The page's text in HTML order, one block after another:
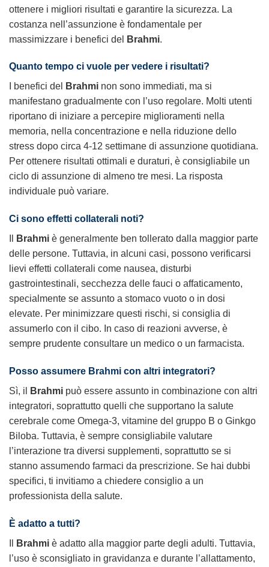
ottenere i migliori risultati e garantire la sicurezza. La
costanza nell’assunzione è fondamentale per
massimizzare i benefici del
Brahmi.
Quanto tempo ci vuole per vedere i risultati?
I benefici del
Brahmi non sono immediati, ma si
manifestano gradualmente con l’uso regolare. Molti utenti
riportano di iniziare a percepire miglioramenti nella
memoria, nella concentrazione e nella riduzione dello
stress dopo circa 4-12 settimane di assunzione quotidiana.
Per ottenere risultati ottimali e duraturi, è consigliabile un
ciclo di assunzione di almeno tre mesi. La risposta
individuale può variare.
Ci sono effetti collaterali noti?
Brahmi è generalmente ben tollerato dalla maggior parte
delle persone. Tuttavia, in alcuni casi, possono verificarsi
lievi effetti collaterali come nausea, disturbi
gastrointestinali, secchezza delle fauci o affaticamento,
specialmente se assunto a stomaco vuoto o in dosi
elevate. Per minimizzare questi rischi, si consiglia di
assumerlo con il cibo. In caso di reazioni avverse, è
sempre prudente consultare un medico o un farmacista.
Posso assumere Brahmi con altri integratori?
Sì, il
Brahmi può essere assunto in combinazione con altri
integratori, soprattutto quelli che supportano la salute
cerebrale come Omega-3, vitamine del gruppo B o Ginkgo
Biloba. Tuttavia, è sempre consigliabile valutare
l’interazione tra diversi supplementi, soprattutto se si
stanno assumendo farmaci da prescrizione. Se hai dubbi
specifici, ti invitiamo a chiedere consiglio a un
professionista della salute.
È adatto a tutti?
Brahmi è adatto alla maggior parte degli adulti. Tuttavia,
l’uso è sconsigliato in gravidanza e durante l’allattamento,